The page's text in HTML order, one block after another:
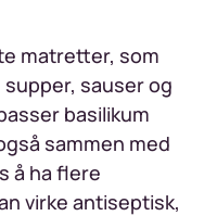
matretter, som
sauser og
basilikum
sammen med
å ha flere
virke antiseptisk,